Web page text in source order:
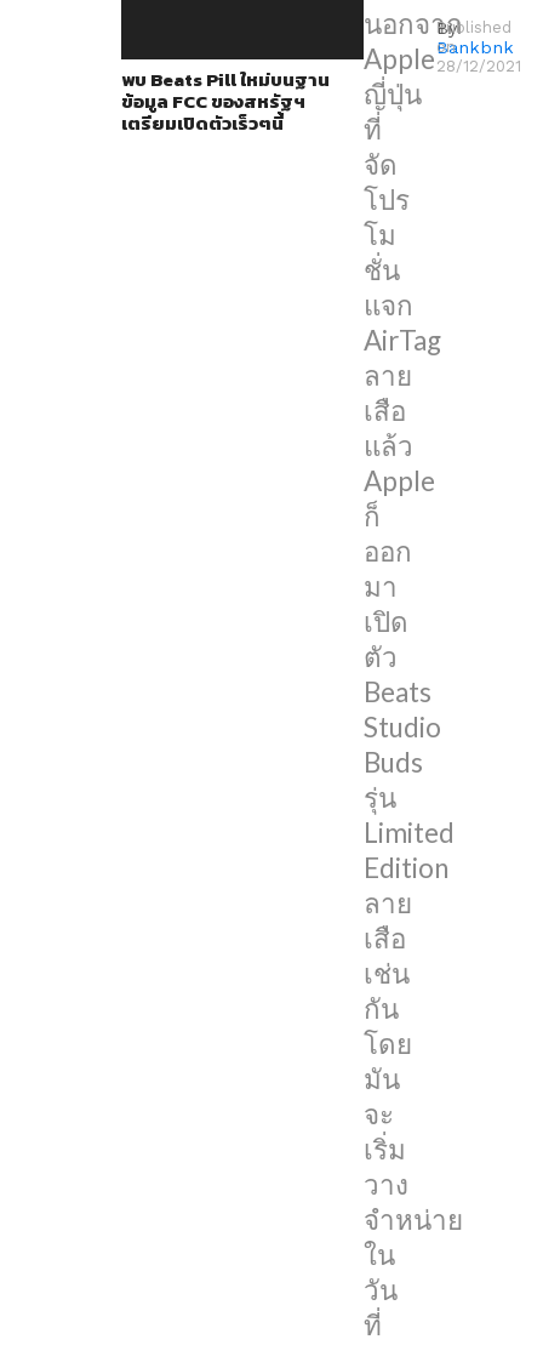
พบ Beats Pill ใหม่บนฐาน
ข้อมูล FCC ของสหรัฐฯ
เตรียมเปิดตัวเร็วๆนี้
นอกจาก
Apple
ญี่ปุ่น
ที่
จัด
โปร
โม
ชั่น
แจก
AirTag
ลาย
เสือ
แล้ว
Apple
ก็
ออก
มา
เปิด
ตัว
Beats
Studio
Buds
รุ่น
Limited
Edition
ลาย
เสือ
เช่น
กัน
โดย
มัน
จะ
เริ่ม
วาง
จำหน่าย
ใน
วัน
ที่
By
Bankbnk
Published
on
28/12/2021
Buds
รุ่น
Limited
Edition
ลาย
เสือ
เช่น
กัน
โดย
มัน
จะ
เริ่ม
วาง
จำหน่าย
ใน
วัน
ที่
1
มกราคม
ที่
จะ
ถึง
นี้
โดย
Beats
Studio
Buds
ลาย
เสือ
นี้
ทำ
มา
เพื่อ
เฉลิม
ฉลอง
ปี
2022